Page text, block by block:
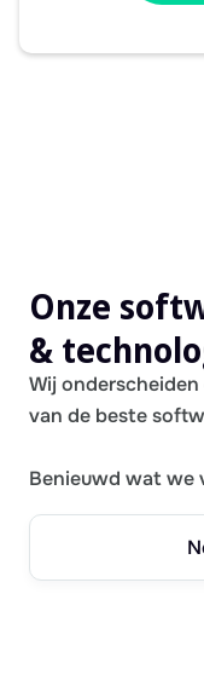
Onze
&
Wij
van de beste
Benieuwd wat we